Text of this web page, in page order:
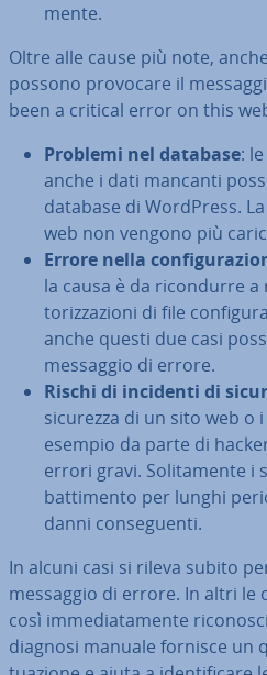
men­te.
Oltre alle cause più note,
possono provocare il
been a critical error on this
Problemi nel database:
anche i dati mancanti
database di WordPress.
web non vengono più
Errore nella
la causa è da ri­con­dur­re
to­riz­za­zio­ni di file
anche questi due casi
messaggio di errore.
Rischi di incidenti di
sicurezza di un sito web o
esempio da parte di
errori gravi. So­li­ta­men­te
bat­ti­men­to per lunghi
danni con­se­guen­ti.
In alcuni casi si rileva subito
messaggio di errore. In altri le
così im­me­dia­ta­men­te
diagnosi manuale fornisce